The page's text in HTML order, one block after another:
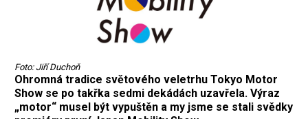
Foto: Jiří Duchoň
Ohromná tradice světového veletrhu Tokyo Motor
Show se po takřka sedmi dekádách uzavřela. Výraz
„motor“ musel být vypuštěn a my jsme se stali svědky